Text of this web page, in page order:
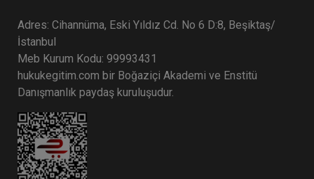
Adres: Cihannüma, Eski Yıldız Cd. No 6 D:8, Beşiktaş/
İstanbul
Meb Kurum Kodu: 99993431
hukukegitim.com bir Boğaziçi Akademi ve Enstitü
Danışmanlık paydaş kuruluşudur.